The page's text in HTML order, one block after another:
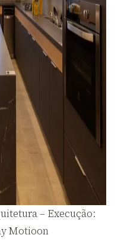
– Execução:
Motioon